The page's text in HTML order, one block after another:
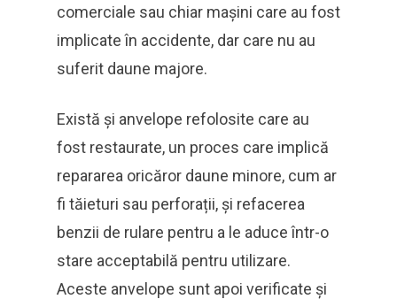
comerciale sau chiar mașini care au fost
implicate în accidente, dar care nu au
suferit daune majore.
Există și anvelope refolosite care au
fost restaurate, un proces care implică
repararea oricăror daune minore, cum ar
fi tăieturi sau perforații, și refacerea
benzii de rulare pentru a le aduce într-o
stare acceptabilă pentru utilizare.
Aceste anvelope sunt apoi verificate și